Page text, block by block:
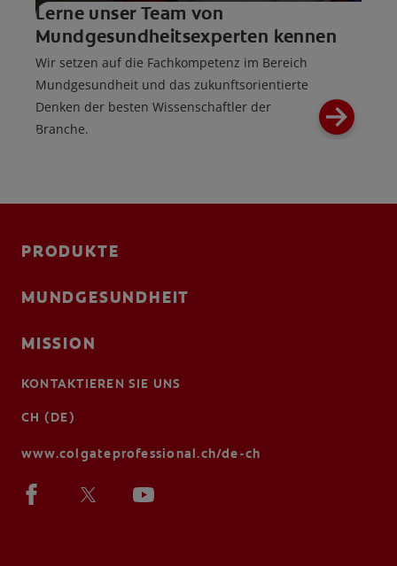
Lerne unser Team von
Mundgesundheitsexperten kennen
Wir setzen auf die Fachkompetenz im Bereich
Mundgesundheit und das zukunftsorientierte
Denken der besten Wissenschaftler der
Branche.
PRODUKTE
MUNDGESUNDHEIT
MISSION
KONTAKTIEREN SIE UNS
CH (DE)
www.colgateprofessional.ch/de-ch